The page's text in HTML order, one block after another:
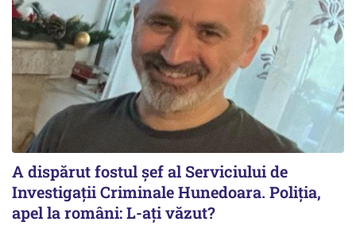
A dispărut fostul șef al Serviciului de
Investigații Criminale Hunedoara. Poliția,
apel la români: L-ați văzut?